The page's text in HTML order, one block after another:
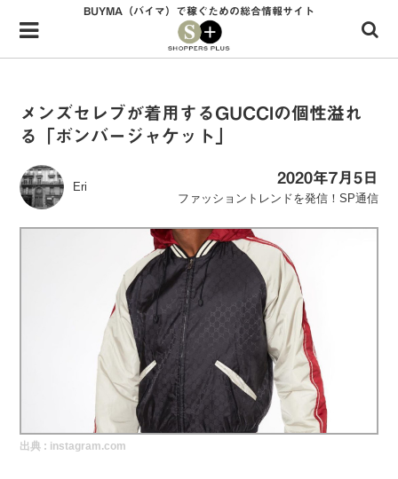
Menu
HOME
34歳独身OLバイマ実践記
無在庫で自由気ままに稼ぐ！バイマ実践記
BUYMAで人気のブランド
BUYMAの売れ筋商品
バイマの疑問に現役パーソナルショッパーが答えてみた
バイマ活動の疑問に売れっ子現役バイヤーが答えてみた
実録！海外ショップで買ってみた！
海外SHOP LIST
BUYMA（バイマ）で稼ぐための総合情報サイト
メンズセレブが着用するGUCCIの個性溢れ
る「ボンバージャケット」
Eri
2020年7月5日
ファッショントレンドを発信！SP通信
出典 : instagram.com